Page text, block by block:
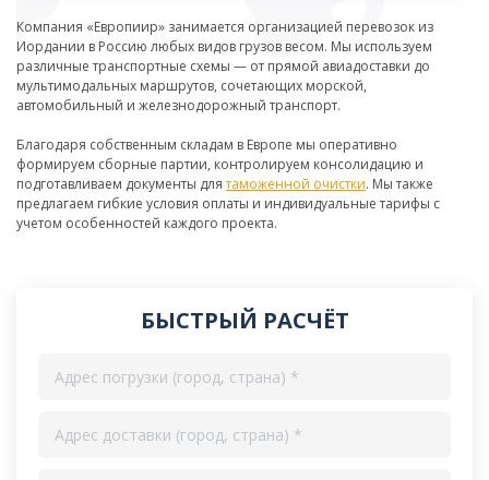
Компания «Европиир» занимается организацией перевозок из
Иордании в Россию любых видов грузов весом. Мы используем
различные транспортные схемы — от прямой авиадоставки до
мультимодальных маршрутов, сочетающих морской,
автомобильный и железнодорожный транспорт.
Благодаря собственным складам в Европе мы оперативно
формируем сборные партии, контролируем консолидацию и
подготавливаем документы длятаможенной очистки. Мы также
предлагаем гибкие условия оплаты и индивидуальные тарифы с
учетом особенностей каждого проекта.
БЫСТРЫЙ РАСЧЁТ